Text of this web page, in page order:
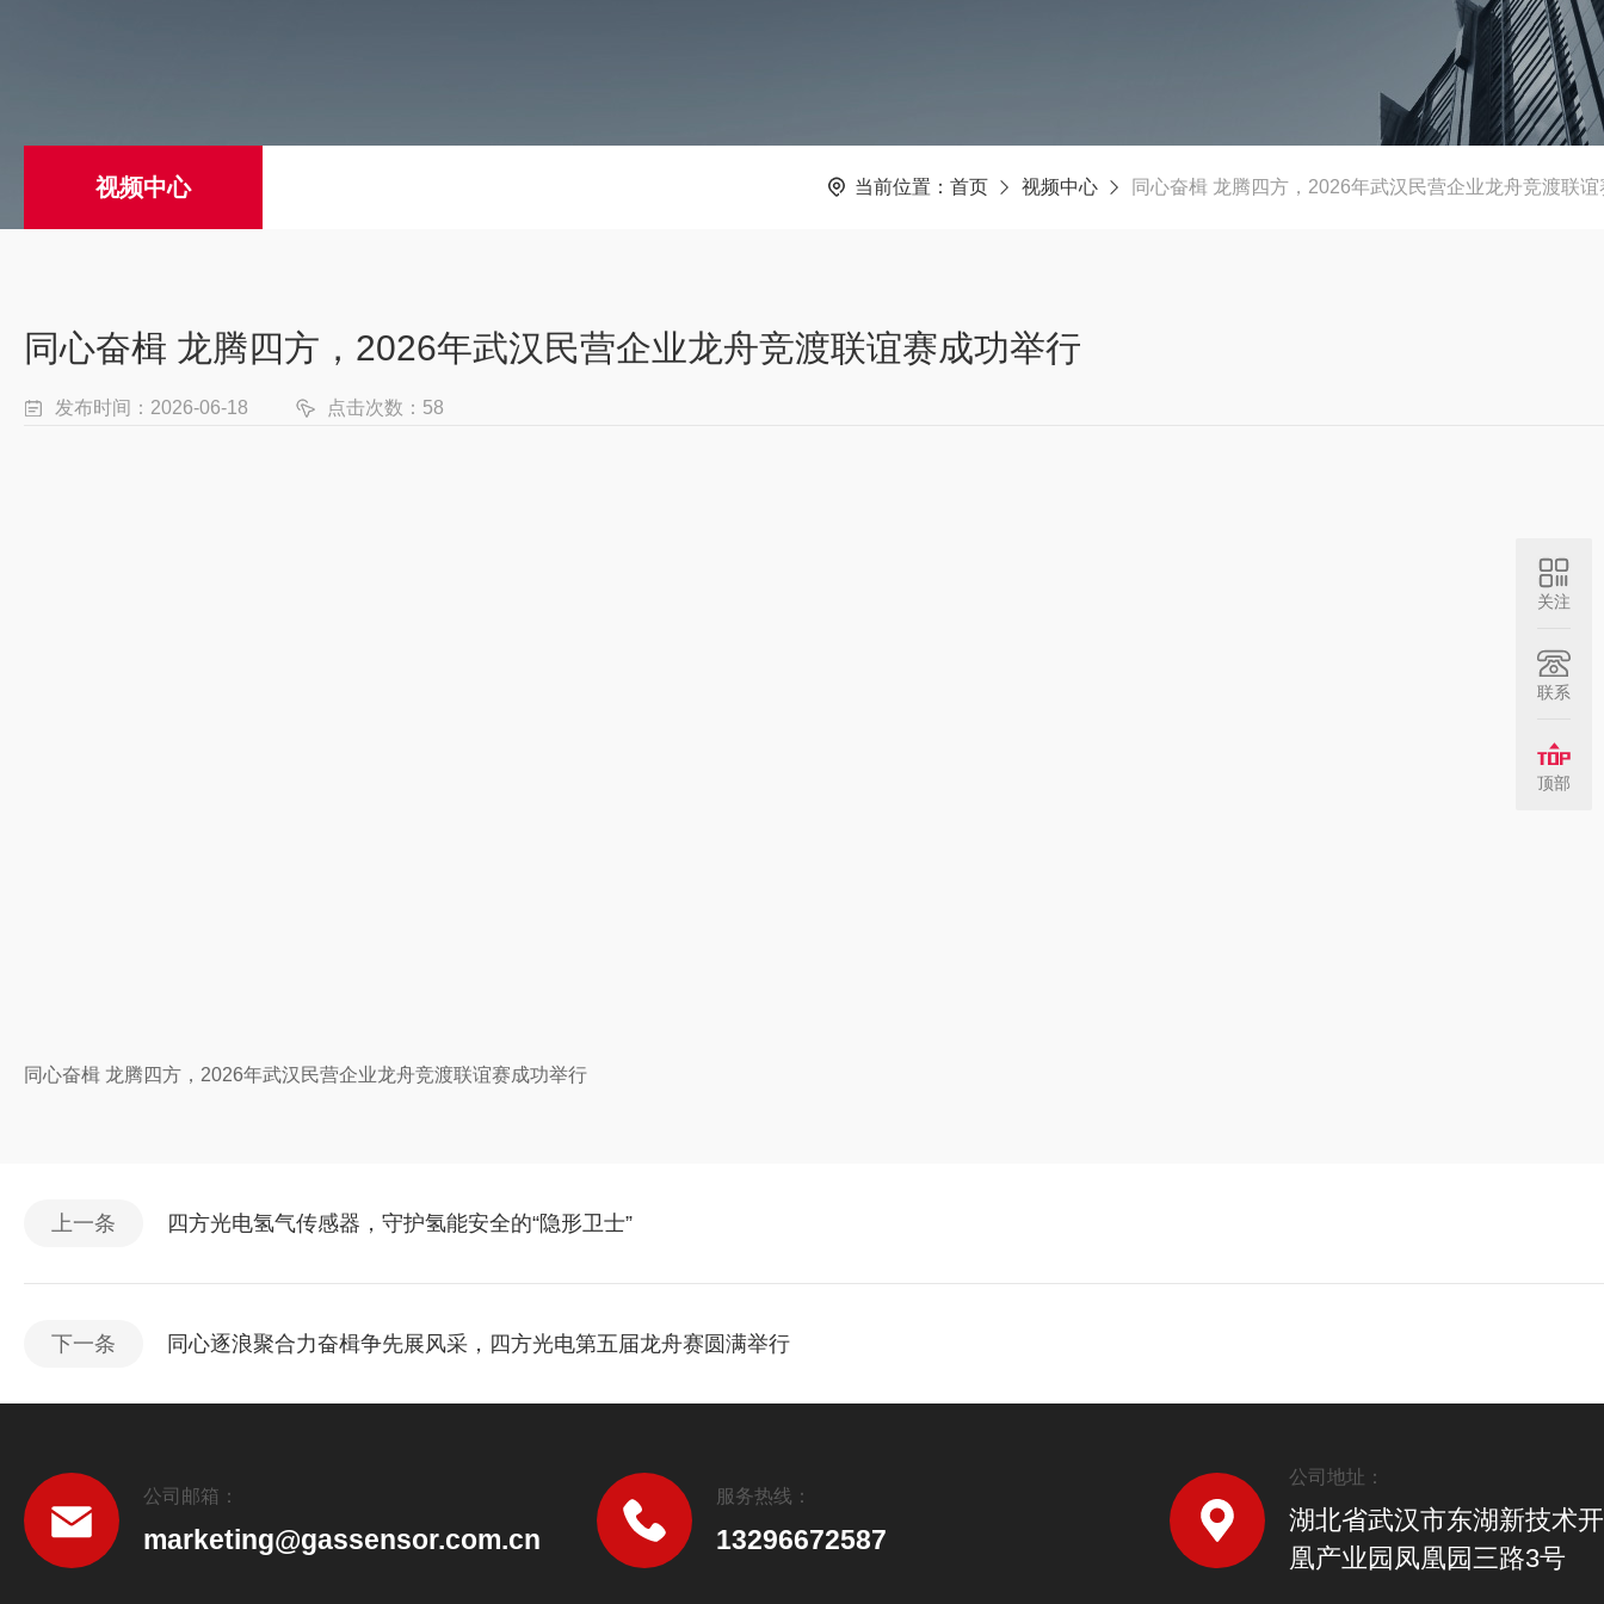
视频中心 当前位置： 首页 视频中心 同心奋楫 龙腾四方，2026年武汉民营企业龙舟竞渡联
同心奋楫 龙腾四方，2026年武汉民营企业龙舟竞渡联谊赛成功举行
发布时间：2026-06-18 点击次数：58
同心奋楫 龙腾四方，2026年武汉民营企业龙舟竞渡联谊赛成功举行
上一条 四方光电氢气传感器，守护氢能安全的“隐形卫士”
下一条 同心逐浪聚合力奋楫争先展风采，四方光电第五届龙舟赛圆满举行
公司邮箱：
marketing@gassensor.com.cn
服务热线：
13296672587
公司地址：
湖北省武汉市东湖新技术
凰产业园凤凰园三路3号
关注
联系
顶部